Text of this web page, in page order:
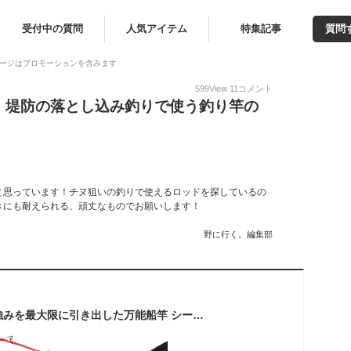
受付中の質問 人気アイテム 特集記事 質問
ジはプロモーションを含みます
599View 11 コメント
防の落とし込み釣りで使う釣り竿の
っています！チヌ狙いの釣りで使えるロッドを探しているの
も耐えられる、頑丈なものでお願いします！
野に行く。編集部
カーボンソリッドの強みを最大限に引き出した万能船竿 シーマスタッグ EXソリッド船 カーボン180 (ori-exc180)｜船 竿 フルソリッド ロッド タコ アマダイ ヒラメ タチウオ 釣り ライト 泳がせ 飲ませ 落とし込み 船釣り カーボン ソリッド 竿